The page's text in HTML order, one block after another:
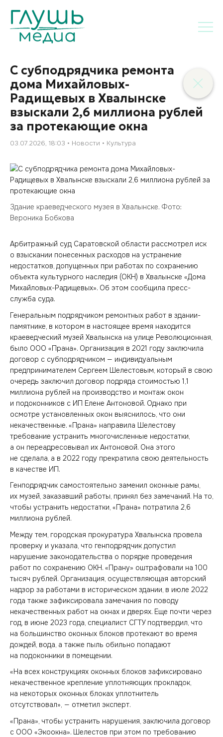
С субподрядчика ремонта
дома Михайловых-
Радищевых в Хвалынске
взыскали 2,6 миллиона рублей
за протекающие окна
03.07.2026, 18:03 Новости Культура
Здание краеведческого музея в Хвалынске. Фото:
Вероника Бобкова
Арбитражный суд Саратовской области рассмотрел иск
о взыскании понесенных расходов на устранение
недостатков, допущенных при работах по сохранению
объекта культурного наследия (ОКН) в Хвалынске «Дома
Михайловых-Радищевых». Об этом сообщила пресс-
служба суда.
Генеральным подрядчиком ремонтных работ в здании-
памятнике, в котором в настоящее время находится
краеведческий музей Хвалынска на улице Революционная,
было ООО «Прана». Организация в 2021 году заключила
договор с субподрядчиком — индивидуальным
предпринимателем Сергеем Шелестовым, который в свою
очередь заключил договор подряда стоимостью 1,1
миллиона рублей на производство и монтаж окон
и подоконников с ИП Елене Антоновой. Однако при
осмотре установленных окон выяснилось, что они
некачественные. «Прана» направила Шелестову
требование устранить многочисленные недостатки,
а он переадресовывал их Антоновой. Она этого
не сделала, а в 2022 году прекратила свою деятельность
в качестве ИП.
Генподрядчик самостоятельно заменил оконные рамы,
их музей, заказавший работы, принял без замечаний. На то,
чтобы устранить недостатки, «Прана» потратила 2,6
миллиона рублей.
Между тем, городская прокуратура Хвалынска провела
проверку и указала, что генподрядчик допустил
нарушение законодательства о порядке проведения
работ по сохранению ОКН. «Прану» оштрафовали на 100
тысяч рублей. Организация, осуществляющая авторский
надзор за работами в историческом здании, в июле 2022
года также зафиксировала замечания по поводу
некачественных работ на окнах и дверях. Еще почти через
год, в июне 2023 года, специалист СГТУ подтвердил, что
на большинство оконных блоков протекают во время
дождей, вода, а также пыль обильно попадают
на подоконники в помещении.
«На всех конструкциях оконных блоков зафиксировано
некачественное крепление уплотняющих прокладок,
на некоторых оконных блоках уплотнитель
отсутствовал», — отметил эксперт.
«Прана», чтобы устранить нарушения, заключила договор
с ООО «Экоокна». Шелестов при этом по требованию